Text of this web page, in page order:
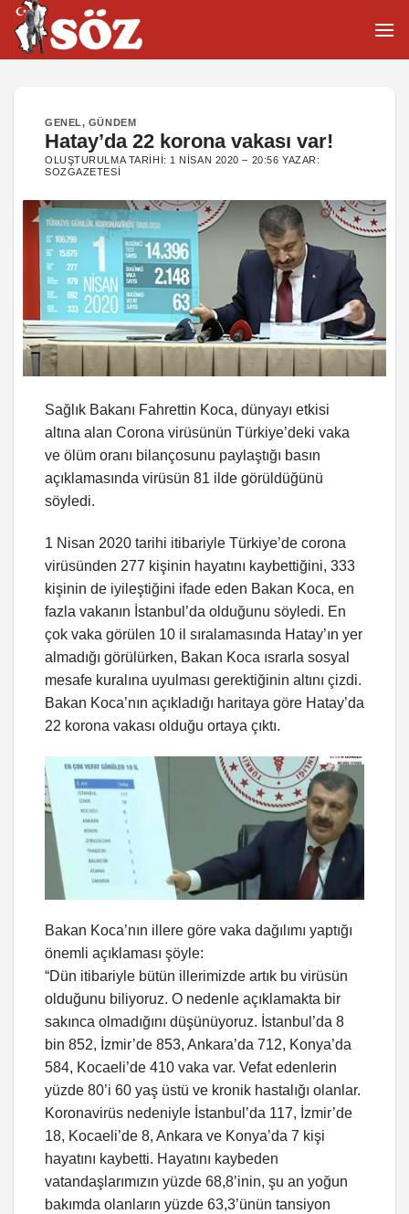
İçeriğe
atla
GENEL, GÜNDEM
Hatay’da 22 korona vakası var!
OLUŞTURULMA TARIHI: 1 NISAN 2020 – 20:56 YAZAR:
SOZGAZETESI
Sağlık Bakanı Fahrettin Koca, dünyayı etkisi
altına alan Corona virüsünün Türkiye’deki vaka
ve ölüm oranı bilançosunu paylaştığı basın
açıklamasında virüsün 81 ilde görüldüğünü
söyledi.
1 Nisan 2020 tarihi itibariyle Türkiye’de corona
virüsünden 277 kişinin hayatını kaybettiğini, 333
kişinin de iyileştiğini ifade eden Bakan Koca, en
fazla vakanın İstanbul’da olduğunu söyledi. En
çok vaka görülen 10 il sıralamasında Hatay’ın yer
almadığı görülürken, Bakan Koca ısrarla sosyal
mesafe kuralına uyulması gerektiğinin altını çizdi.
Bakan Koca’nın açıkladığı haritaya göre Hatay’da
22 korona vakası olduğu ortaya çıktı.
Bakan Koca’nın illere göre vaka dağılımı yaptığı
önemli açıklaması şöyle:
“Dün itibariyle bütün illerimizde artık bu virüsün
olduğunu biliyoruz. O nedenle açıklamakta bir
sakınca olmadığını düşünüyoruz. İstanbul’da 8
bin 852, İzmir’de 853, Ankara’da 712, Konya’da
584, Kocaeli’de 410 vaka var. Vefat edenlerin
yüzde 80’i 60 yaş üstü ve kronik hastalığı olanlar.
Koronavirüs nedeniyle İstanbul’da 117, İzmir’de
18, Kocaeli’de 8, Ankara ve Konya’da 7 kişi
hayatını kaybetti. Hayatını kaybeden
vatandaşlarımızın yüzde 68,8’inin, şu an yoğun
bakımda olanların yüzde 63,3’ünün tansiyon